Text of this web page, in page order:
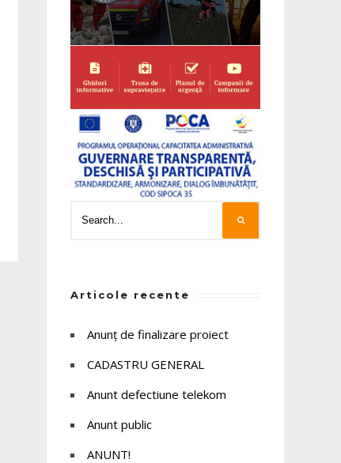
Articole recente
Anunț de finalizare proiect
CADASTRU GENERAL
Anunt defectiune telekom
Anunt public
ANUNT!